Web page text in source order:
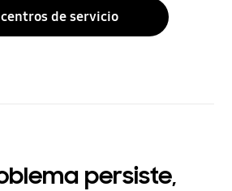
de servicio
persiste,